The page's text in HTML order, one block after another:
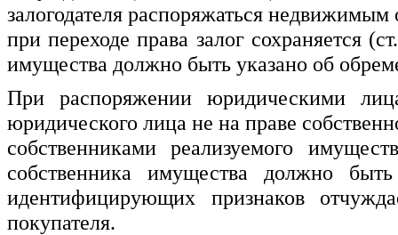
залогодателя распоряжаться недвижимым
при переходе права залог сохраняется
имущества должно быть указано об
При распоряжении юридическими
юридического лица не на праве
собственниками реализуемого
собственника имущества должно
идентифицирующих признаков
покупателя.